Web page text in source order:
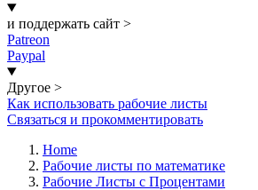
и поддержать сайт >
Patreon
Paypal
Другое >
Как использовать рабочие листы
Связаться и прокомментировать
Home
Рабочие листы по математике
Рабочие Листы с Процентами